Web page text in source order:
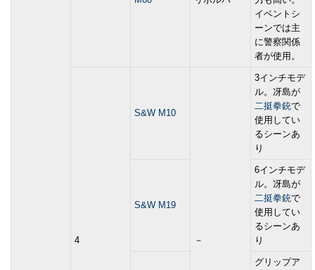
イベントシ
ーンでは主
に警察関係
者が使用。
4
S&W M10
－
3インチモデ
ル。冴島が
二挺拳銃で
使用してい
るシーンあ
り
S&W M19
6インチモデ
ル。冴島が
二挺拳銃で
使用してい
るシーンあ
り
グリップア